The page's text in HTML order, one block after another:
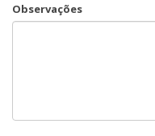
Observações